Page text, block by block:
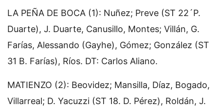
LA PEÑA DE BOCA (1): Nuñez; Preve (ST 22´P.
Duarte), J. Duarte, Canusillo, Montes; Villán, G.
Farías, Alessando (Gayhe), Gómez; González (ST
31 B. Farías), Ríos. DT: Carlos Aliano.
MATIENZO (2): Beovidez; Mansilla, Díaz, Bogado,
Villarreal; D. Yacuzzi (ST 18. D. Pérez), Roldán, J.